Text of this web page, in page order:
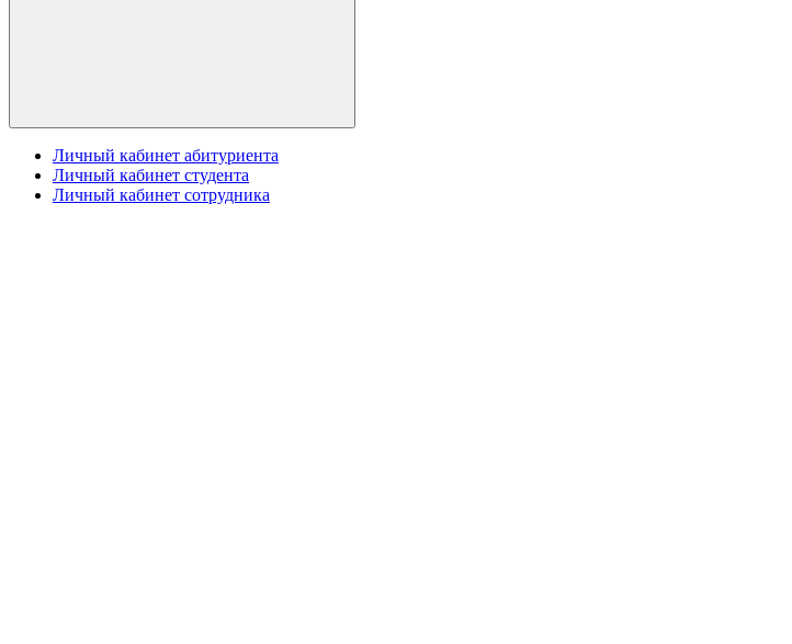
Личный кабинет абитуриента
Личный кабинет студента
Личный кабинет сотрудника